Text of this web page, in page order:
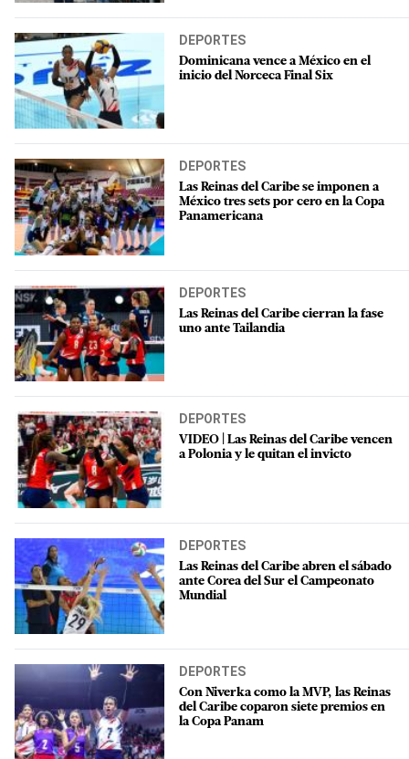
DEPORTES
Dominicana vence a México en el
inicio del Norceca Final Six
DEPORTES
Las Reinas del Caribe se imponen a
México tres sets por cero en la Copa
Panamericana
DEPORTES
Las Reinas del Caribe cierran la fase
uno ante Tailandia
DEPORTES
VIDEO | Las Reinas del Caribe vencen
a Polonia y le quitan el invicto
DEPORTES
Las Reinas del Caribe abren el sábado
ante Corea del Sur el Campeonato
Mundial
DEPORTES
Con Niverka como la MVP, las Reinas
del Caribe coparon siete premios en
la Copa Panam